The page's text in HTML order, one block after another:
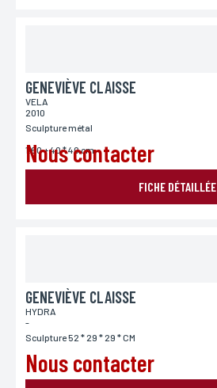
GENEVIÈVE CLAISSE
VELA
2010
Sculpture métal
1.60 + 40 * 40 cm
Nous contacter
FICHE DÉTAILLÉE
GENEVIÈVE CLAISSE
HYDRA
-
Sculpture 52 * 29 * 29 * CM
Nous contacter